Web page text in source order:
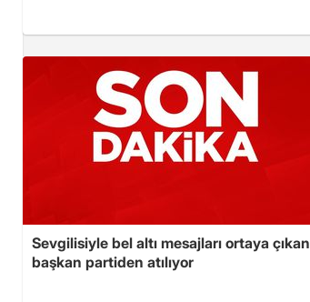
Sevgilisiyle bel altı mesajları ortaya çıkan
başkan partiden atılıyor